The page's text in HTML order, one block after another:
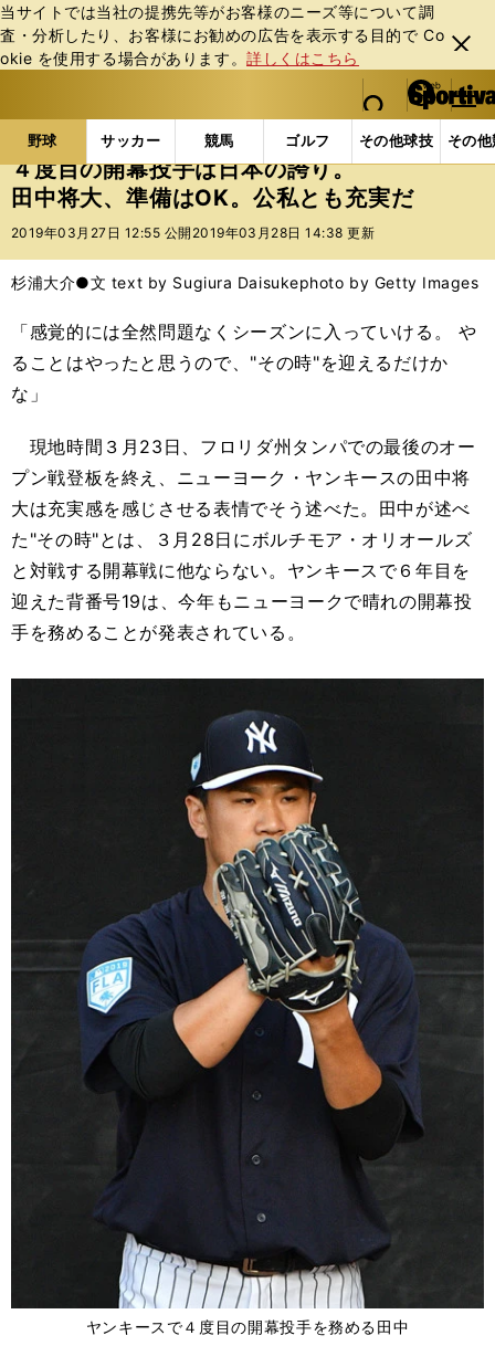
当サイトでは当社の提携先等がお客様のニーズ等について調
査・分析したり、お客様にお勧めの広告を表⽰する⽬的で Co
okie を使⽤する場合があります。詳しくはこちら
閉じ
る
web Sportiva (webスポルティーバ)
検索
マイペ
ー
ジ
メニュ
野球 サッカー 競馬 ゴルフ その他球技 その
b
ス
ポ
ル
バ
野球の記事一覧 MLB MLB ４度目の開幕投手は
４度目の開幕投手は日本の誇り。
田中将大、準備はOK。公私とも充実だ
2019年03月27日 12:55 公開 2019年03月28日 14:38 更新
杉浦大介●文 text by Sugiura Daisukephoto by Getty Images
「感覚的には全然問題なくシーズンに入っていける。 や
ることはやったと思うので、"その時"を迎えるだけか
な」
現地時間３月23日、フロリダ州タンパでの最後のオー
プン戦登板を終え、ニューヨーク・ヤンキースの田中将
大は充実感を感じさせる表情でそう述べた。田中が述べ
た"その時"とは、３月28日にボルチモア・オリオールズ
と対戦する開幕戦に他ならない。ヤンキースで６年目を
迎えた背番号19は、今年もニューヨークで晴れの開幕投
手を務めることが発表されている。
ヤンキースで４度目の開幕投手を務める田中